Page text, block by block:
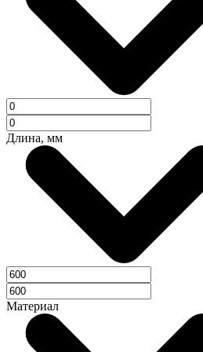
Длина, мм
Материал